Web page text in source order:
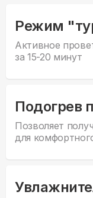
Режим
Активное
за 15-20 минут
Подогрев
Позволяет
для